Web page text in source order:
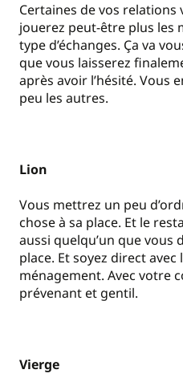
Certaines de vos relations
jouerez peut-être plus les
type d’échanges. Ça va
que vous laisserez
après avoir l’hésité. Vous
peu les autres.
Lion
Vous mettrez un peu
chose à sa place. Et le
aussi quelqu’un que vous
place. Et soyez direct
ménagement. Avec votre
prévenant et gentil.
Vierge